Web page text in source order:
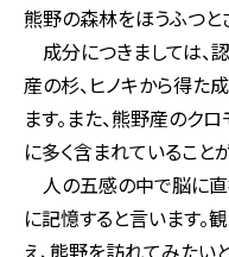
熊野の森林をほうふつと
成分につきましては、
産の杉、ヒノキから得た
ます。また、熊野産のク
に多く含まれていること
人の五感の中で脳に直
に記憶すると言います。
え、熊野を訪れてみたい